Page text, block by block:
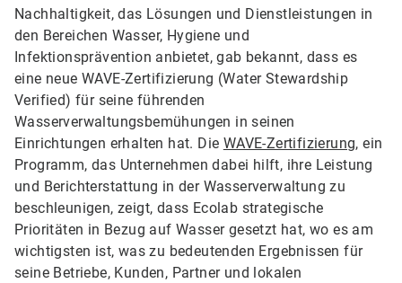
Nachhaltigkeit, das Lösungen und Dienstleistungen in
den Bereichen Wasser, Hygiene und
Infektionsprävention anbietet, gab bekannt, dass es
eine neue WAVE-Zertifizierung (Water Stewardship
Verified) für seine führenden
Wasserverwaltungsbemühungen in seinen
Einrichtungen erhalten hat. Die WAVE-Zertifizierung, ein
Programm, das Unternehmen dabei hilft, ihre Leistung
und Berichterstattung in der Wasserverwaltung zu
beschleunigen, zeigt, dass Ecolab strategische
Prioritäten in Bezug auf Wasser gesetzt hat, wo es am
wichtigsten ist, was zu bedeutenden Ergebnissen für
seine Betriebe, Kunden, Partner und lokalen